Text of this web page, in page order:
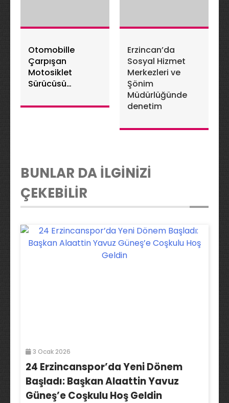
Otomobille
Çarpışan
Motosiklet
Sürücüsü
Erzincan’da
Sosyal Hizmet
Merkezleri ve
Şönim
Müdürlüğünde
denetim
BUNLAR DA İLGİNİZİ
ÇEKEBİLİR
3 Ocak 2026
24 Erzincanspor’da Yeni Dönem
Başladı: Başkan Alaattin Yavuz
Güneş’e Coşkulu Hoş Geldin